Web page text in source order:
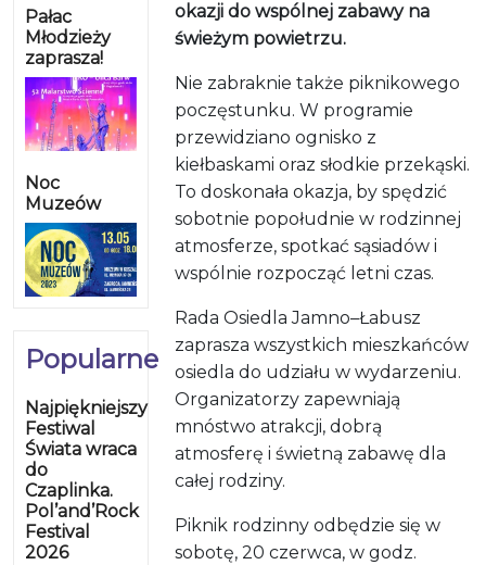
Pałac
Młodzieży
zaprasza!
Noc
Muzeów
Popularne
Najpiękniejszy
Festiwal
Świata wraca
do
Czaplinka.
Pol’and’Rock
Festival
2026
okazji do wspólnej zabawy na
świeżym powietrzu.
Nie zabraknie także piknikowego
poczęstunku. W programie
przewidziano ognisko z
kiełbaskami oraz słodkie przekąski.
To doskonała okazja, by spędzić
sobotnie popołudnie w rodzinnej
atmosferze, spotkać sąsiadów i
wspólnie rozpocząć letni czas.
Rada Osiedla Jamno–Łabusz
zaprasza wszystkich mieszkańców
osiedla do udziału w wydarzeniu.
Organizatorzy zapewniają
mnóstwo atrakcji, dobrą
atmosferę i świetną zabawę dla
całej rodziny.
Piknik rodzinny odbędzie się w
sobotę, 20 czerwca, w godz.